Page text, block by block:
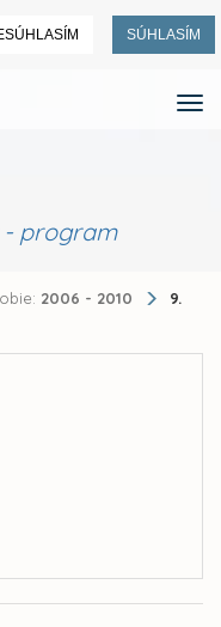
SÚHLASÍM
- program
2006 - 2010
9.